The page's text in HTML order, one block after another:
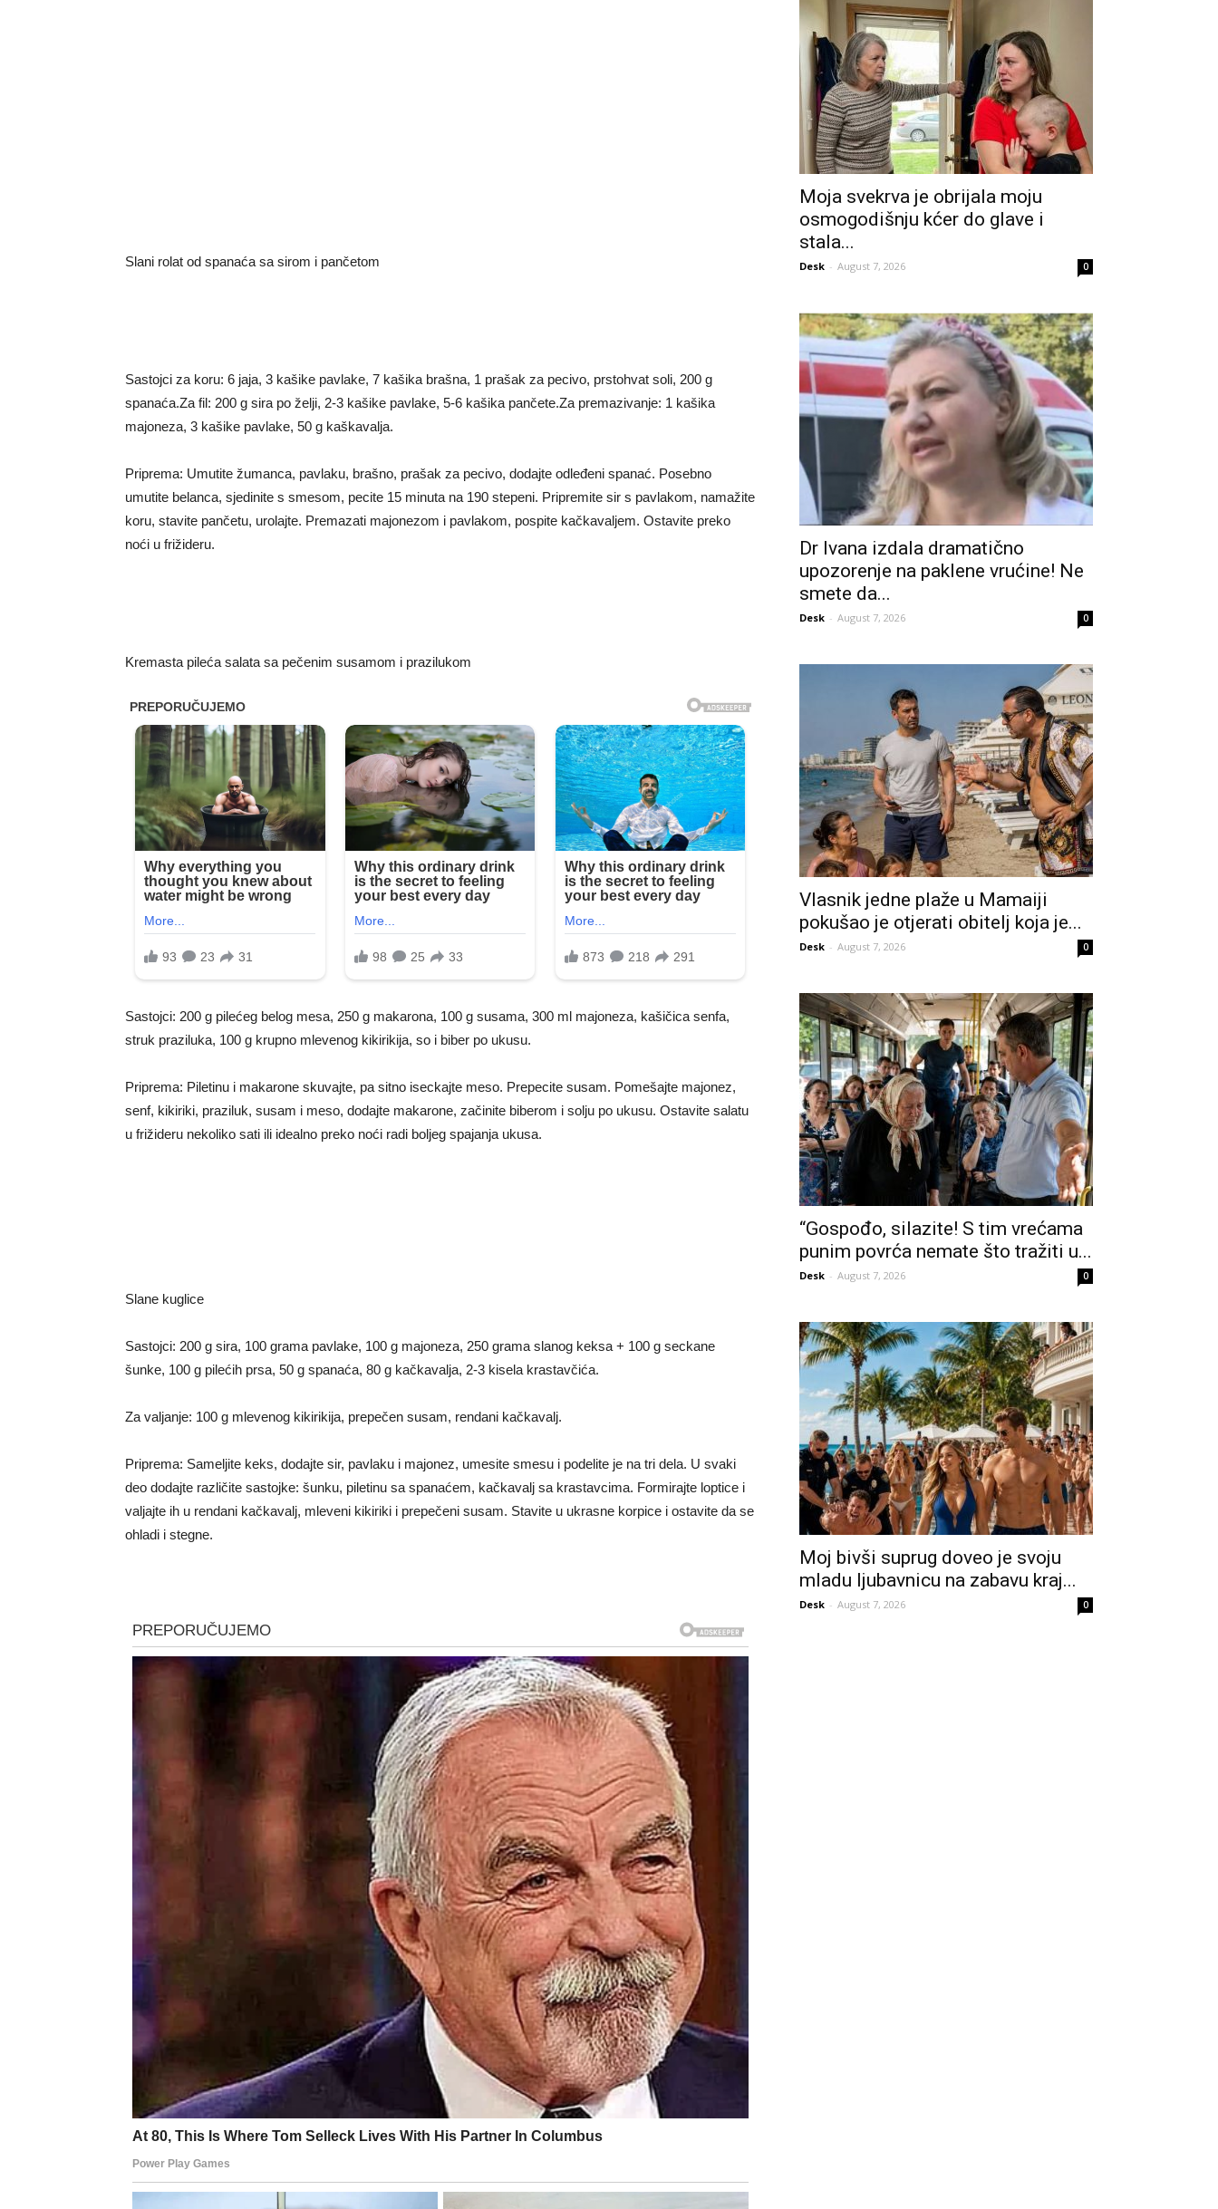
Slani rolat od spanaća sa sirom i pančetom
Sastojci za koru: 6 jaja, 3 kašike pavlake, 7 kašika brašna, 1 prašak za pecivo, prstohvat soli, 200 g
spanaća.Za fil: 200 g sira po želji, 2-3 kašike pavlake, 5-6 kašika pančete.Za premazivanje: 1 kašika
majoneza, 3 kašike pavlake, 50 g kaškavalja.
Priprema: Umutite žumanca, pavlaku, brašno, prašak za pecivo, dodajte odleđeni spanać. Posebno
umutite belanca, sjedinite s smesom, pecite 15 minuta na 190 stepeni. Pripremite sir s pavlakom, namažite
koru, stavite pančetu, urolajte. Premazati majonezom i pavlakom, pospite kačkavaljem. Ostavite preko
noći u frižideru.
Kremasta pileća salata sa pečenim susamom i prazilukom
Sastojci: 200 g pilećeg belog mesa, 250 g makarona, 100 g susama, 300 ml majoneza, kašičica senfa,
struk praziluka, 100 g krupno mlevenog kikirikija, so i biber po ukusu.
Priprema: Piletinu i makarone skuvajte, pa sitno iseckajte meso. Prepecite susam. Pomešajte majonez,
senf, kikiriki, praziluk, susam i meso, dodajte makarone, začinite biberom i solju po ukusu. Ostavite salatu
u frižideru nekoliko sati ili idealno preko noći radi boljeg spajanja ukusa.
Slane kuglice
Sastojci: 200 g sira, 100 grama pavlake, 100 g majoneza, 250 grama slanog keksa + 100 g seckane
šunke, 100 g pilećih prsa, 50 g spanaća, 80 g kačkavalja, 2-3 kisela krastavčića.
Za valjanje: 100 g mlevenog kikirikija, prepečen susam, rendani kačkavalj.
Priprema: Sameljite keks, dodajte sir, pavlaku i majonez, umesite smesu i podelite je na tri dela. U svaki
deo dodajte različite sastojke: šunku, piletinu sa spanaćem, kačkavalj sa krastavcima. Formirajte loptice i
valjajte ih u rendani kačkavalj, mleveni kikiriki i prepečeni susam. Stavite u ukrasne korpice i ostavite da se
ohladi i stegne.
Moja svekrva je obrijala moju
osmogodišnju kćer do glave i
stala...
Desk - August 7, 2026 0
Dr Ivana izdala dramatično
upozorenje na paklene vrućine! Ne
smete da...
Desk - August 7, 2026 0
Vlasnik jedne plaže u Mamaiji
pokušao je otjerati obitelj koja je...
Desk - August 7, 2026 0
“Gospođo, silazite! S tim vrećama
punim povrća nemate što tražiti u...
Desk - August 7, 2026 0
Moj bivši suprug doveo je svoju
mladu ljubavnicu na zabavu kraj...
Desk - August 7, 2026 0